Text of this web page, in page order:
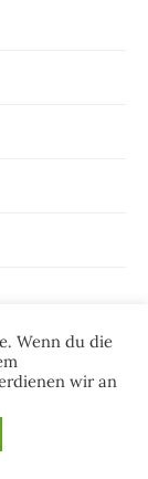
Wenn du die
wir an